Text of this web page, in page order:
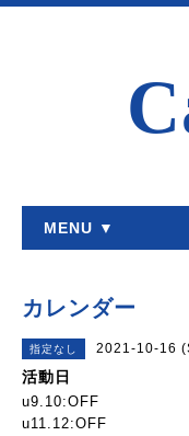
MENU ▼
カレンダー
指定なし 2021-10-16
活動日
u9.10:OFF
u11.12:OFF